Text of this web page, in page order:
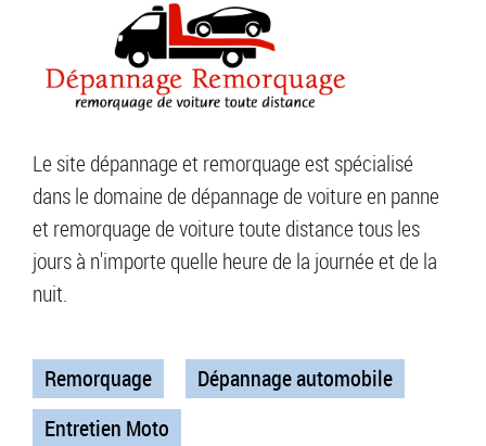
Le site dépannage et remorquage est spécialisé
dans le domaine de dépannage de voiture en panne
et remorquage de voiture toute distance tous les
jours à n'importe quelle heure de la journée et de la
nuit.
Remorquage
Dépannage automobile
Entretien Moto